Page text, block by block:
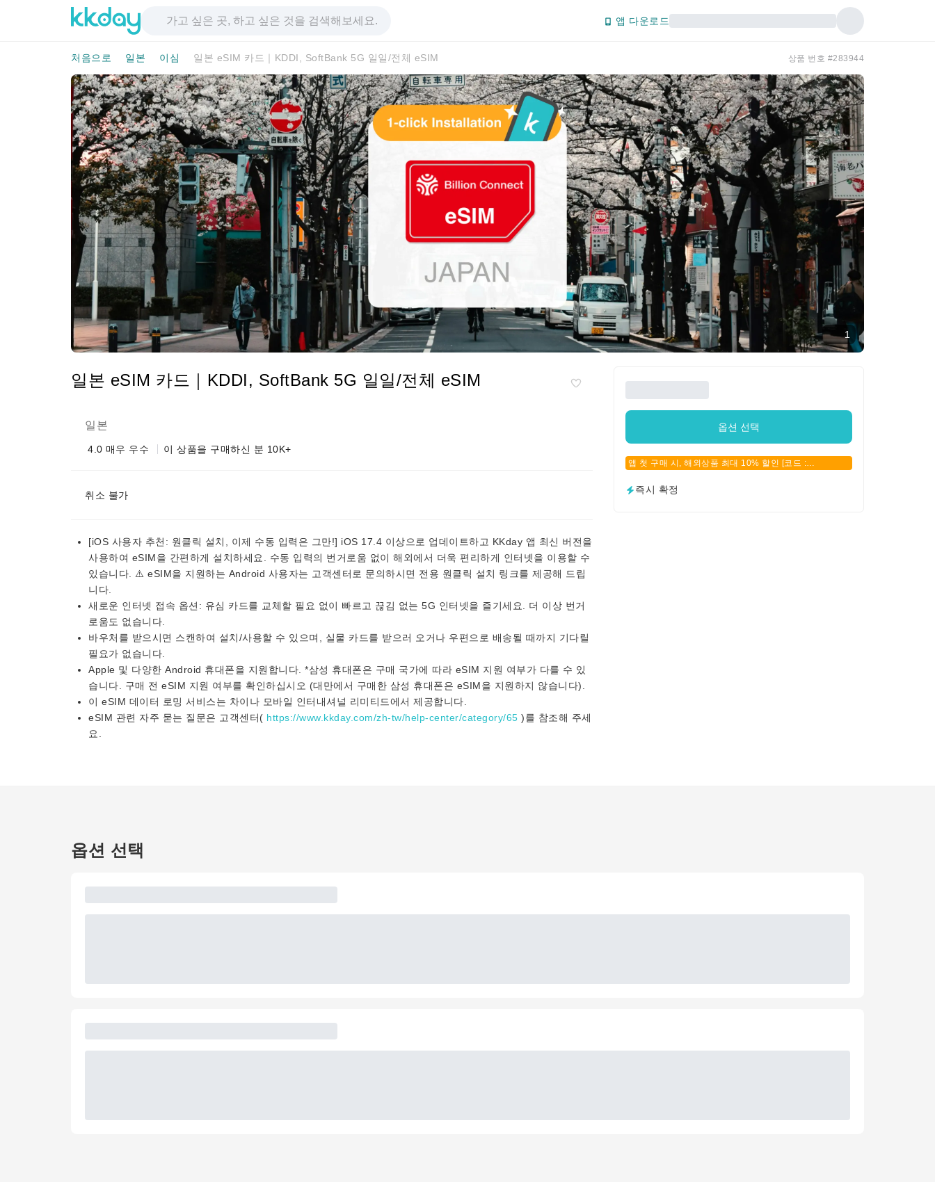
앱 다운로드
처음으로 일본 이심 일본 eSIM 카드｜KDDI, SoftBank 5G 일일/전체 eSIM 상품 번호 #283944
1
일본 eSIM 카드｜KDDI, SoftBank 5G 일일/전체 eSIM
일본
4.0 매우 우수 이 상품을 구매하신 분 10K+
취소 불가
[iOS 사용자 추천: 원클릭 설치, 이제 수동 입력은 그만!] iOS 17.4 이상으로 업데이트하고 KKday 앱 최신 버전을
사용하여 eSIM을 간편하게 설치하세요. 수동 입력의 번거로움 없이 해외에서 더욱 편리하게 인터넷을 이용할 수
있습니다. ⚠️ eSIM을 지원하는 Android 사용자는 고객센터로 문의하시면 전용 원클릭 설치 링크를 제공해 드립
니다.
새로운 인터넷 접속 옵션: 유심 카드를 교체할 필요 없이 빠르고 끊김 없는 5G 인터넷을 즐기세요. 더 이상 번거
로움도 없습니다.
바우처를 받으시면 스캔하여 설치/사용할 수 있으며, 실물 카드를 받으러 오거나 우편으로 배송될 때까지 기다릴
필요가 없습니다.
Apple 및 다양한 Android 휴대폰을 지원합니다. *삼성 휴대폰은 구매 국가에 따라 eSIM 지원 여부가 다를 수 있
습니다. 구매 전 eSIM 지원 여부를 확인하십시오 (대만에서 구매한 삼성 휴대폰은 eSIM을 지원하지 않습니다).
이 eSIM 데이터 로밍 서비스는 차이나 모바일 인터내셔널 리미티드에서 제공합니다.
eSIM 관련 자주 묻는 질문은 고객센터( https://www.kkday.com/zh-tw/help-center/category/65 )를 참조해 주세
요.
옵션 선택
앱 첫 구매 시, 해외상품 최대 10% 할인 [코드 :
즉시 확정
옵션 선택